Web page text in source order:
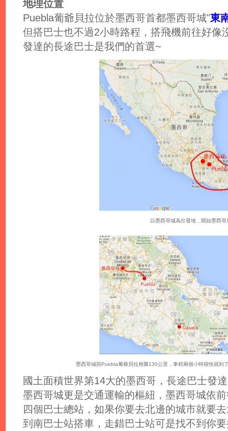
地理位置
Puebla葡爺貝拉位於墨西哥首都墨西哥城"東
但搭巴士也不過2小時路程，搭飛機前往好像
發達的長途巴士是我們的首選~
以墨西哥城為出發地，開始墨西哥
墨西哥城與Puebla葡爺貝拉相聚130公里，車程兩個小時很快就到
國土面積世界第14大的墨西哥，長途巴士發
墨西哥城更是交通運輸的樞紐，墨西哥城依
四個巴士總站，如果你要去北邊的城市就要
到南巴士站搭車，走錯巴士站可是找不到你